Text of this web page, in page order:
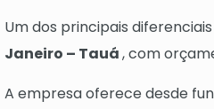
Um dos principais
Janeiro – Tauá, com
A empresa oferece desde